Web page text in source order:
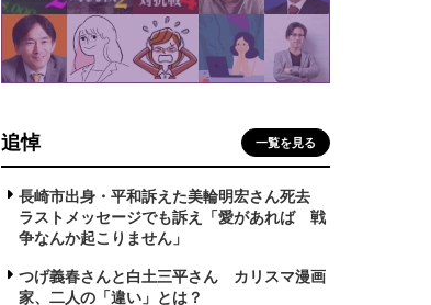
追悼 一覧を見る
長崎市出身・平和訴えた美輪明宏さん死去
ラストメッセージでも訴え「愛があれば 戦
争なんか起こりません」
つげ義春さんと白土三平さん カリスマ漫画
家、二人の「違い」とは？